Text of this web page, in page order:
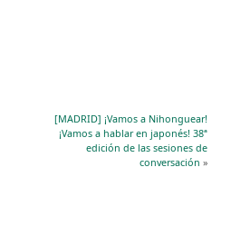
[MADRID] ¡Vamos a Nihonguear!
¡Vamos a hablar en japonés! 38ª
edición de las sesiones de
conversación »